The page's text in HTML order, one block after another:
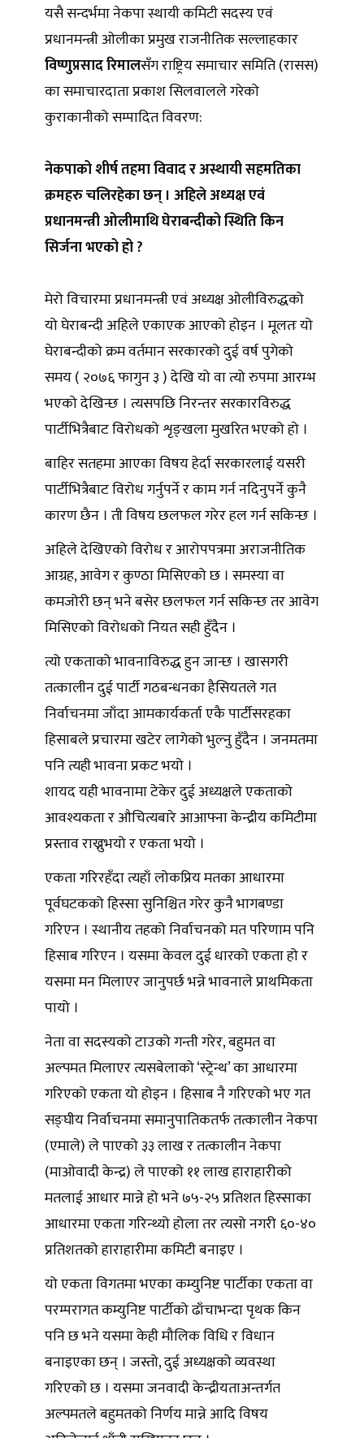
यसै सन्दर्भमा नेकपा स्थायी कमिटी सदस्य एवं
प्रधानमन्त्री ओलीका प्रमुख राजनीतिक सल्लाहकार
विष्णुप्रसाद रिमालसँग राष्ट्रिय समाचार समिति (रासस)
का समाचारदाता प्रकाश सिलवालले गरेको
कुराकानीको सम्पादित विवरण:
नेकपाको शीर्ष तहमा विवाद र अस्थायी सहमतिका
क्रमहरु चलिरहेका छन् । अहिले अध्यक्ष एवं
प्रधानमन्त्री ओलीमाथि घेराबन्दीको स्थिति किन
सिर्जना भएको हो ?
मेरो विचारमा प्रधानमन्त्री एवं अध्यक्ष ओलीविरुद्धको
यो घेराबन्दी अहिले एकाएक आएको होइन । मूलतः यो
घेराबन्दीको क्रम वर्तमान सरकारको दुई वर्ष पुगेको
समय ( २०७६ फागुन ३ ) देखि यो वा त्यो रुपमा आरम्भ
भएको देखिन्छ । त्यसपछि निरन्तर सरकारविरुद्ध
पार्टीभित्रैबाट विरोधको शृङ्खला मुखरित भएको हो ।
बाहिर सतहमा आएका विषय हेर्दा सरकारलाई यसरी
पार्टीभित्रैबाट विरोध गर्नुपर्ने र काम गर्न नदिनुपर्ने कुनै
कारण छैन । ती विषय छलफल गरेर हल गर्न सकिन्छ ।
अहिले देखिएको विरोध र आरोपपत्रमा अराजनीतिक
आग्रह, आवेग र कुण्ठा मिसिएको छ । समस्या वा
कमजोरी छन् भने बसेर छलफल गर्न सकिन्छ तर आवेग
मिसिएको विरोधको नियत सही हुँदैन ।
त्यो एकताको भावनाविरुद्ध हुन जान्छ । खासगरी
तत्कालीन दुई पार्टी गठबन्धनका हैसियतले गत
निर्वाचनमा जाँदा आमकार्यकर्ता एकै पार्टीसरहका
हिसाबले प्रचारमा खटेर लागेको भुल्नु हुँदैन । जनमतमा
पनि त्यही भावना प्रकट भयो ।
शायद यही भावनामा टेकेर दुई अध्यक्षले एकताको
आवश्यकता र औचित्यबारे आआफ्ना केन्द्रीय कमिटीमा
प्रस्ताव राख्नुभयो र एकता भयो ।
एकता गरिरहँदा त्यहाँ लोकप्रिय मतका आधारमा
पूर्वघटकको हिस्सा सुनिश्चित गरेर कुनै भागबण्डा
गरिएन । स्थानीय तहको निर्वाचनको मत परिणाम पनि
हिसाब गरिएन । यसमा केवल दुई धारको एकता हो र
यसमा मन मिलाएर जानुपर्छ भन्ने भावनाले प्राथमिकता
पायो ।
नेता वा सदस्यको टाउको गन्ती गरेर, बहुमत वा
अल्पमत मिलाएर त्यसबेलाको ‘स्ट्रेन्थ’ का आधारमा
गरिएको एकता यो होइन । हिसाब नै गरिएको भए गत
सङ्घीय निर्वाचनमा समानुपातिकतर्फ तत्कालीन नेकपा
(एमाले) ले पाएको ३३ लाख र तत्कालीन नेकपा
(माओवादी केन्द्र) ले पाएको ११ लाख हाराहारीको
मतलाई आधार मान्ने हो भने ७५-२५ प्रतिशत हिस्साका
आधारमा एकता गरिन्थ्यो होला तर त्यसो नगरी ६०-४०
प्रतिशतको हाराहारीमा कमिटी बनाइए ।
यो एकता विगतमा भएका कम्युनिष्ट पार्टीका एकता वा
परम्परागत कम्युनिष्ट पार्टीको ढाँचाभन्दा पृथक किन
पनि छ भने यसमा केही मौलिक विधि र विधान
बनाइएका छन् । जस्तो, दुई अध्यक्षको व्यवस्था
गरिएको छ । यसमा जनवादी केन्द्रीयताअन्तर्गत
अल्पमतले बहुमतको निर्णय मान्ने आदि विषय